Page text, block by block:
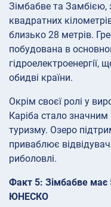
Зімбабве та
квадратних
близько 28 метрів.
побудована в
гідроелектроенергії,
обидві країни.
Окрім своєї ролі у
Каріба стало
туризму. Озеро
приваблює
риболовлі.
Факт 5: Зімбабве має
ЮНЕСКО